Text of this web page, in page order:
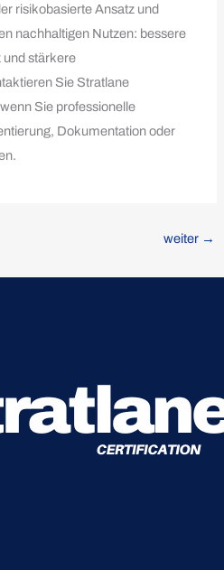
risikobasierte Ansatz und
nachhaltigen Nutzen: bessere
und stärkere
Sie Stratlane
Sie professionelle
Dokumentation oder
weiter →